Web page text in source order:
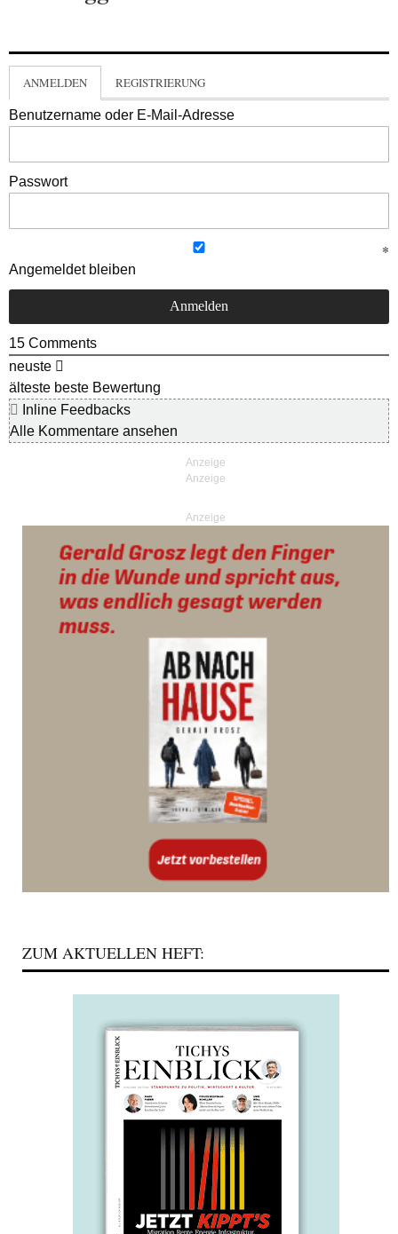
ANMELDEN REGISTRIERUNG
Benutzername oder E-Mail-Adresse
Passwort
Angemeldet bleiben
15 Comments
neuste
älteste beste Bewertung
Inline Feedbacks
Alle Kommentare ansehen
Anzeige
ZUM AKTUELLEN HEFT: